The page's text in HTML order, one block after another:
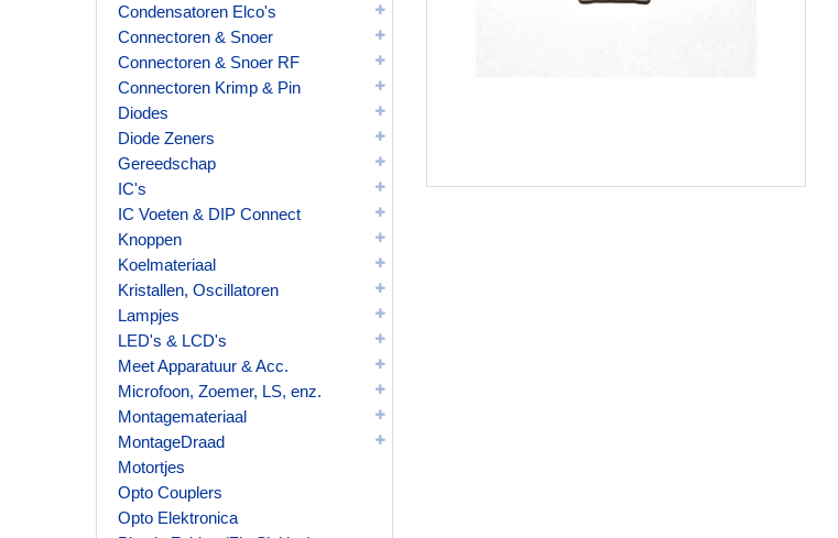
Condensatoren Elco's
Connectoren & Snoer
Connectoren & Snoer RF
Connectoren Krimp & Pin
Diodes
Diode Zeners
Gereedschap
IC's
IC Voeten & DIP Connect
Knoppen
Koelmateriaal
Kristallen, Oscillatoren
Lampjes
LED's & LCD's
Meet Apparatuur & Acc.
Microfoon, Zoemer, LS, enz.
Montagemateriaal
MontageDraad
Motortjes
Opto Couplers
Opto Elektronica